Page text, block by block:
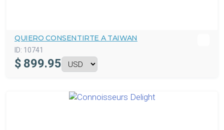
QUIERO CONSENTIRTE A TAIWAN
ID: 10741
$ 899.95